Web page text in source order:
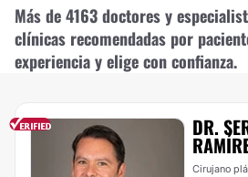
Más de 4163 doctores y
clínicas recomendadas por
experiencia y elige con confianza.
DR.
Cirujano